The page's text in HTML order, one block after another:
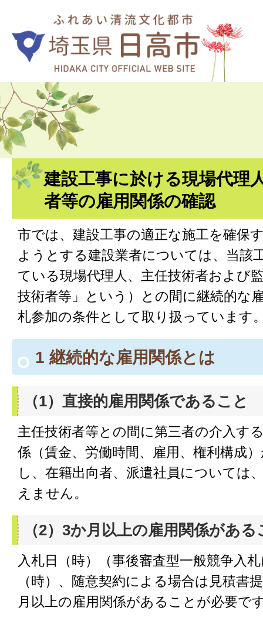
建設工事に於ける現場代理
者等の雇用関係の確認
市では、建設工事の適正な施工を確保
ようとする建設業者については、当該
ている現場代理人、主任技術者および
技術者等」という）との間に継続的な
札参加の条件として取り扱っています
1 継続的な雇用関係とは
（1）直接的雇用関係であること
主任技術者等との間に第三者の介入す
係（賃金、労働時間、雇用、権利構成
し、在籍出向者、派遣社員については
えません。
（2）3か月以上の雇用関係がある
入札日（時）（事後審査型一般競争入
（時）、随意契約による場合は見積書
月以上の雇用関係があることが必要で